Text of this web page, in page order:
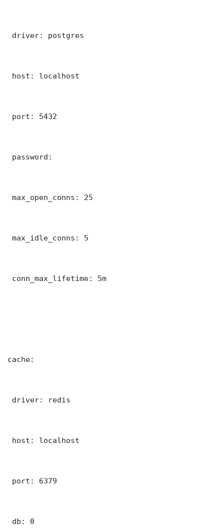
driver: postgres
host: localhost
port: 5432
password:
max_open_conns: 25
max_idle_conns: 5
conn_max_lifetime: 5m
cache:
driver: redis
host: localhost
port: 6379
db: 0